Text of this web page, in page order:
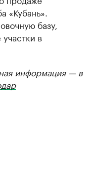
«Кубань».
базу,
в
информация — в